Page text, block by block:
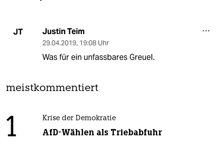
JT Justin Teim
29.04.2019, 19:08 Uhr
Was für ein unfassbares Greuel.
meistkommentiert
1 Krise der Demokratie
AfD-Wählen als Triebabfuhr